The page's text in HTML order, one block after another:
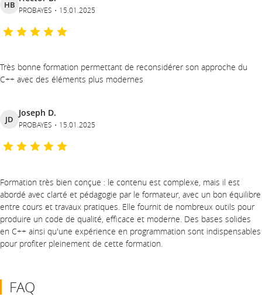
HB
PROBAYES 15.01.2025
Très bonne formation permettant de reconsidérer son approche du
C++ avec des éléments plus modernes
JD
Joseph D.
PROBAYES 15.01.2025
Formation très bien conçue : le contenu est complexe, mais il est
abordé avec clarté et pédagogie par le formateur, avec un bon équilibre
entre cours et travaux pratiques. Elle fournit de nombreux outils pour
produire un code de qualité, efficace et moderne. Des bases solides
en C++ ainsi qu'une expérience en programmation sont indispensables
pour profiter pleinement de cette formation.
FAQ